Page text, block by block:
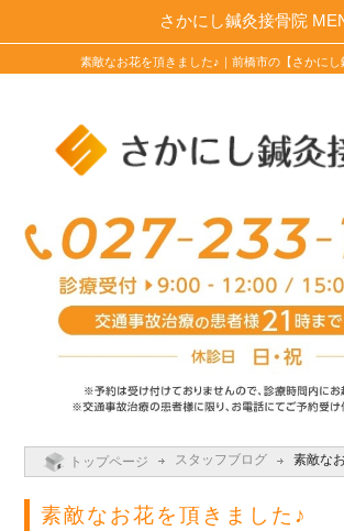
素敵なお花を頂きました♪｜前橋市の【さかにし
さかにし鍼灸接骨院
トップページ スタッフブログ 素敵な
素敵なお花を頂きました♪